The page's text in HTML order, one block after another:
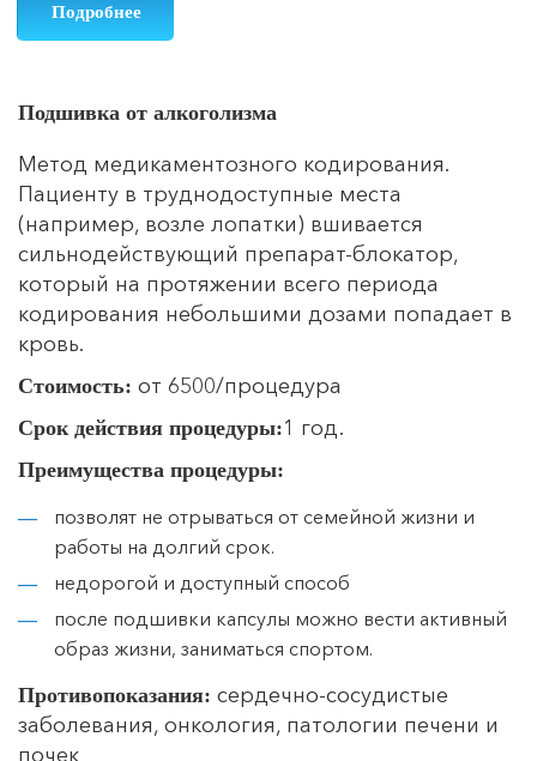
Подробнее
Подшивка от алкоголизма
Метод медикаментозного кодирования.
Пациенту в труднодоступные места
(например, возле лопатки) вшивается
сильнодействующий препарат-блокатор,
который на протяжении всего периода
кодирования небольшими дозами попадает в
кровь.
Стоимость: от 6500/процедура
Срок действия процедуры:1 год.
Преимущества процедуры:
позволят не отрываться от семейной жизни и
работы на долгий срок.
недорогой и доступный способ
после подшивки капсулы можно вести активный
образ жизни, заниматься спортом.
Противопоказания: сердечно-сосудистые
заболевания, онкология, патологии печени и
почек